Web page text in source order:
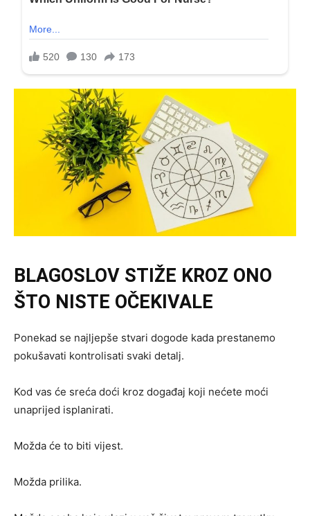
BLAGOSLOV STIŽE KROZ ONO
ŠTO NISTE OČEKIVALE
Ponekad se najljepše stvari dogode kada prestanemo
pokušavati kontrolisati svaki detalj.
Kod vas će sreća doći kroz događaj koji nećete moći
unaprijed isplanirati.
Možda će to biti vijest.
Možda prilika.